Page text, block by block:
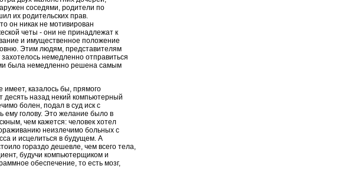
соседями, родители по
их родительских прав.
он никак не мотивирован
четы - они не принадлежат к
и имущественное положение
Этим людям, представителям
немедленно отправиться
была немедленно решена самым
имеет, казалось бы, прямого
десять назад некий компьютерный
болен, подал в суд иск с
ему голову. Это желание было в
чем кажется: человек хотел
неизлечимо больных с
и исцелиться в будущем. А
гораздо дешевле, чем всего тела,
будучи компьютерщиком и
обеспечение, то есть мозг,